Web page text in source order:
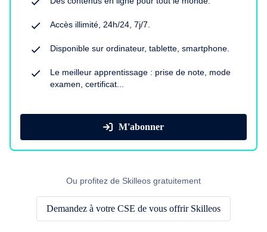
Accès illimité, 24h/24, 7j/7.
Disponible sur ordinateur, tablette, smartphone.
Le meilleur apprentissage : prise de note, mode
examen, certificat...
M'abonner
Ou profitez de Skilleos gratuitement
Demandez à votre CSE de vous offrir Skilleos